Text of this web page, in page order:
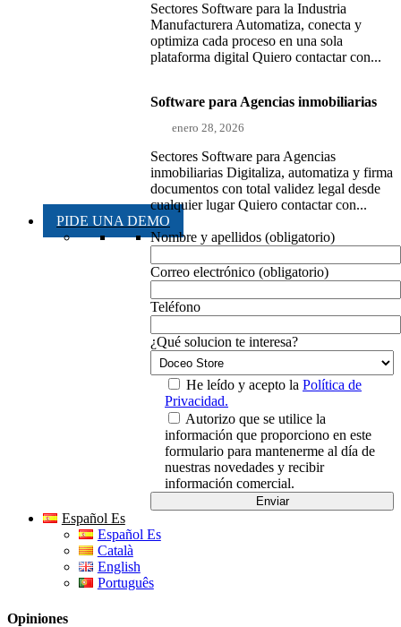
Sectores Software para la Industria
Manufacturera Automatiza, conecta y
optimiza cada proceso en una sola
plataforma digital Quiero contactar con...
Software para Agencias inmobiliarias
enero 28, 2026
Sectores Software para Agencias
inmobiliarias Digitaliza, automatiza y firma
documentos con total validez legal desde
cualquier lugar Quiero contactar con...
PIDE UNA DEMO
Nombre y apellidos (obligatorio)
Correo electrónico (obligatorio)
Teléfono
¿Qué solucion te interesa?
He leído y acepto la Política de
Privacidad.
Autorizo que se utilice la
información que proporciono en este
formulario para mantenerme al día de
nuestras novedades y recibir
información comercial.
Español Es
Español Es
Català
English
Português
Opiniones